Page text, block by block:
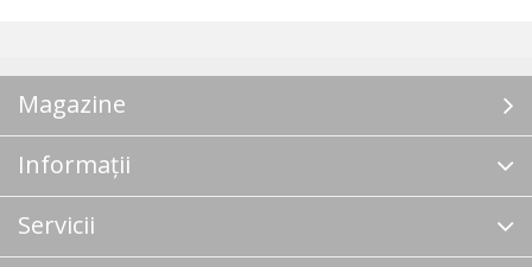
Magazine
Informații
Servicii